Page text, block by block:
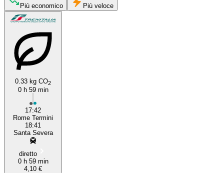
Più economico Più veloce
0.33 kg CO2
0 h 59 min
17:42
Rome Termini
18:41
Santa Severa
diretto
0 h 59 min
4,10 €